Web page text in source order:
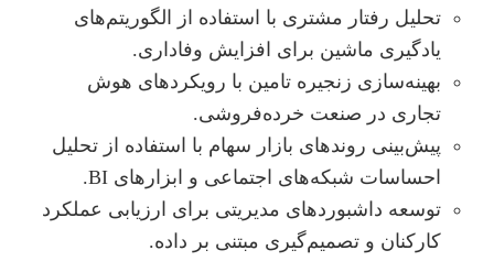
تحلیل رفتار مشتری با استفاده از الگوریتم‌های
یادگیری ماشین برای افزایش وفاداری.
بهینه‌سازی زنجیره تامین با رویکردهای هوش
تجاری در صنعت خرده‌فروشی.
پیش‌بینی روندهای بازار سهام با استفاده از تحلیل
احساسات شبکه‌های اجتماعی و ابزارهای BI.
توسعه داشبوردهای مدیریتی برای ارزیابی عملکرد
کارکنان و تصمیم‌گیری مبتنی بر داده.